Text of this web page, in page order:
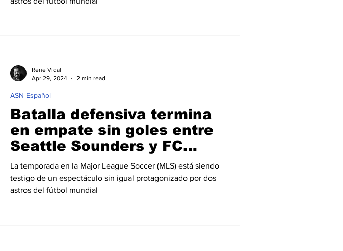
Batalla defensiva termina
en empate sin goles entre
Seattle Sounders y FC
Dallas
La temporada en la Major League Soccer (MLS) está siendo
testigo de un espectáculo sin igual protagonizado por dos
astros del fútbol mundial
ASN Español
Rene Vidal
Apr 29, 2024
2 min read